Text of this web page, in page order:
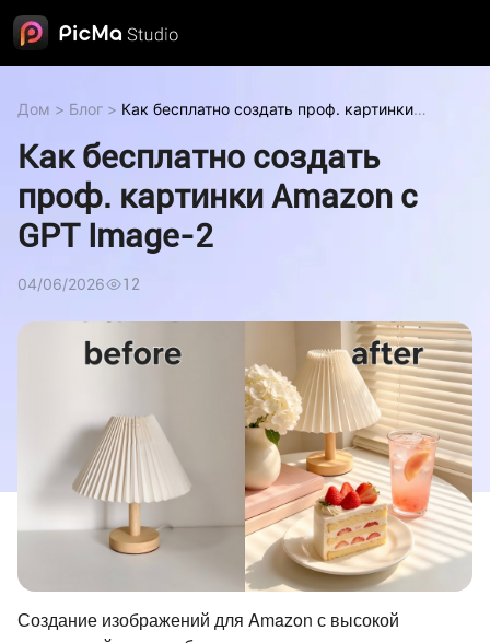
Дом > Блог > Как бесплатно создать проф. картинки
Как бесплатно создать
проф. картинки Amazon с
GPT Image-2
04/06/2026 12
Создание изображений для Amazon с высокой